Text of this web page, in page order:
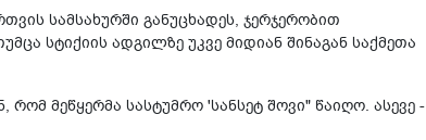
სამსახურში განუცხადეს, ჯერჯერობით
სტიქიის ადგილზე უკვე მიდიან შინაგან საქმეთა
მეწყერმა სასტუმრო 'სანსეტ შოვი" წაიღო. ასევე -